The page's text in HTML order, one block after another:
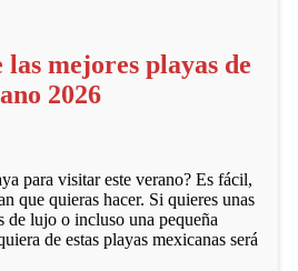
mejores playas de
2026
para visitar este verano? Es fácil,
que quieras hacer. Si quieres unas
de lujo o incluso una pequeña
de estas playas mexicanas será